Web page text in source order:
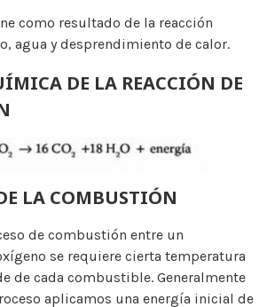
como resultado de la reacción
agua y desprendimiento de calor.
DE LA REACCIÓN DE
LA COMBUSTIÓN
de combustión entre un
se requiere cierta temperatura
de cada combustible. Generalmente
aplicamos una energía inicial de